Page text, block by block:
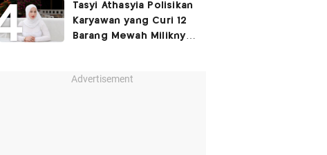
SARA
Tasyi Athasyia Polisikan
Karyawan yang Curi 12
Barang Mewah Miliknya
Advertisement